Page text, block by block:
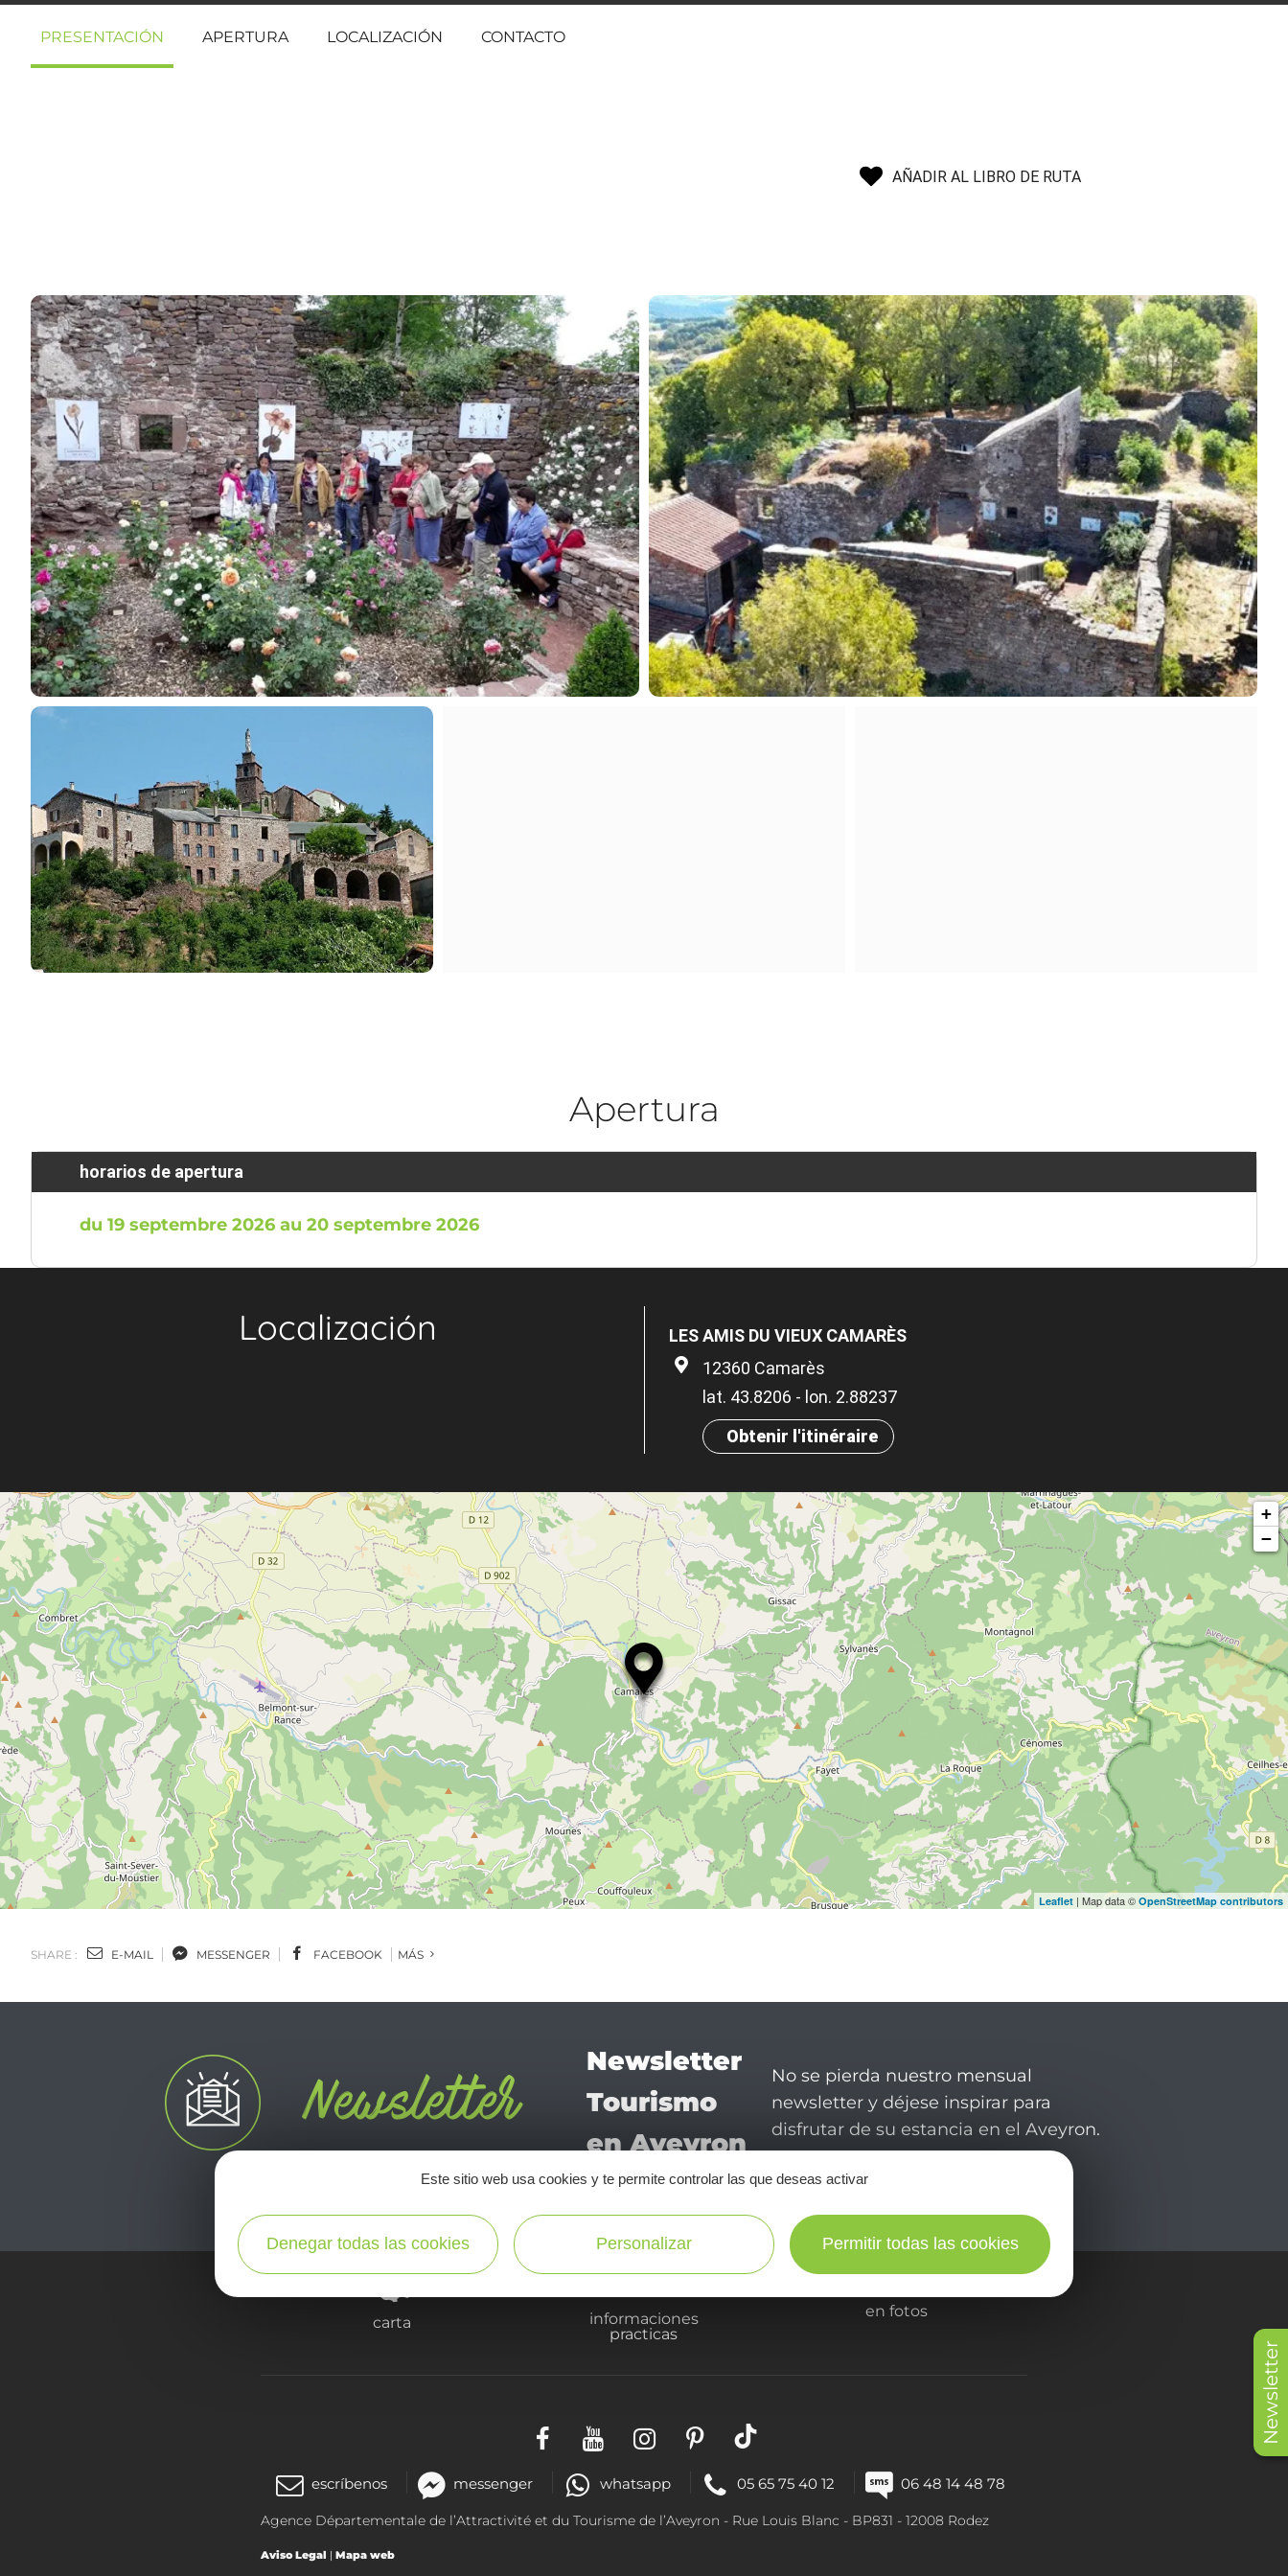
Newsletter
PRESENTACIÓN APERTURA LOCALIZACIÓN CONTACTO
AÑADIR AL LIBRO DE RUTA
Apertura
horarios de apertura
du 19 septembre 2026 au 20 septembre 2026
Localización
LES AMIS DU VIEUX CAMARÈS
12360 Camarès
lat. 43.8206 - lon. 2.88237
Obtenir l'itinéraire
+
−
Leaflet | Map data © OpenStreetMap contributors
SHARE : E-MAIL MESSENGER FACEBOOK MÁS
Newsletter
Tourismo
en Aveyron
No se pierda nuestro mensual
newsletter y déjese inspirar para
disfrutar de su estancia en el Aveyron.
¡SUSCRÍBASE A NUESTRO NEWSLETTER AQUÍ!
carta
informaciones
practicas
en fotos
escríbenos messenger whatsapp 05 65 75 40 12 06 48 14 48 78
Agence Départementale de l’Attractivité et du Tourisme de l’Aveyron - Rue Louis Blanc - BP831 - 12008 Rodez
Aviso Legal | Mapa web
Este sitio web usa cookies y te permite controlar las que deseas activar
Denegar todas las cookies Personalizar Permitir todas las cookies